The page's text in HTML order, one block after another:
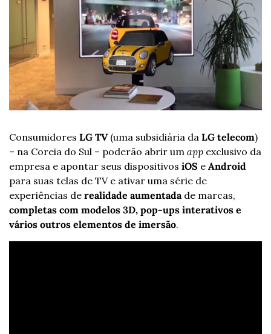
Consumidores LG TV (uma subsidiária da LG telecom)
– na Coreia do Sul – poderão abrir um app exclusivo da
empresa e apontar seus dispositivos iOS e Android
para suas telas de TV e ativar uma série de
experiências de realidade aumentada
completas com modelos 3D, pop-ups interativos e
vários outros elementos de imersão.